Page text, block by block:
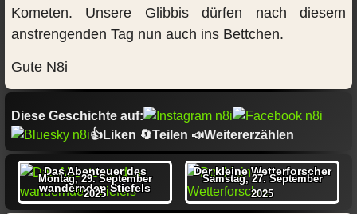
Kometen. Unsere Glibbis dürfen nach diesem
anstrengenden Tag nun auch ins Bettchen.
Gute N8i
Diese Geschichte auf:
👍Liken 🔄Teilen 📣Weitererzählen
Das Abenteuer des
wandernden Stiefels
Montag, 29. September
2025
Der kleine Wetterforscher
Samstag, 27. September
2025